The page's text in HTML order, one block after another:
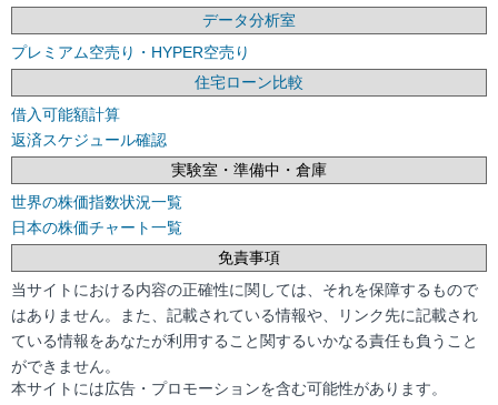
データ分析室
プレミアム空売り・HYPER空売り
住宅ローン比較
借入可能額計算
返済スケジュール確認
実験室・準備中・倉庫
世界の株価指数状況一覧
日本の株価チャート一覧
免責事項
当サイトにおける内容の正確性に関しては、それを保障するもので
はありません。また、記載されている情報や、リンク先に記載され
ている情報をあなたが利用すること関するいかなる責任も負うこと
ができません。
本サイトには広告・プロモーションを含む可能性があります。